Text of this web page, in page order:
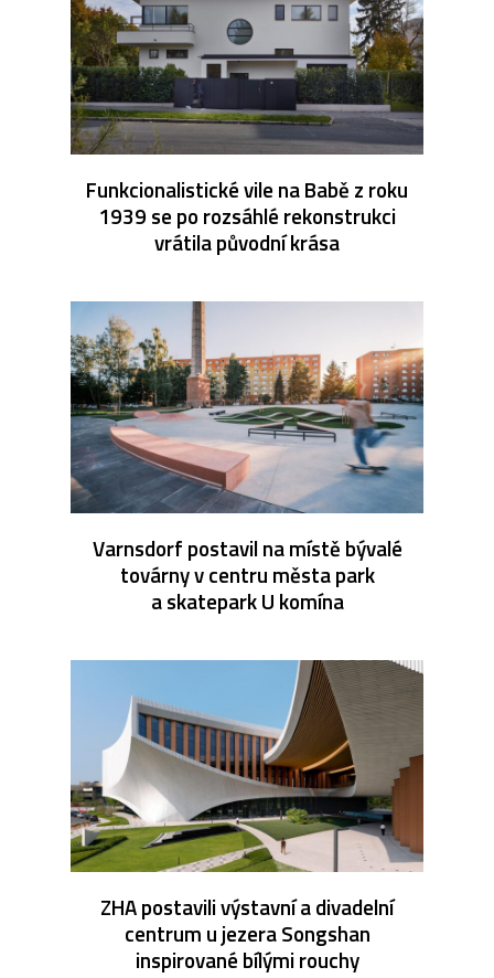
Funkcionalistické vile na Babě z roku
1939 se po rozsáhlé rekonstrukci
vrátila původní krása
Varnsdorf postavil na místě bývalé
továrny v centru města park
a skatepark U komína
ZHA postavili výstavní a divadelní
centrum u jezera Songshan
inspirované bílými rouchy